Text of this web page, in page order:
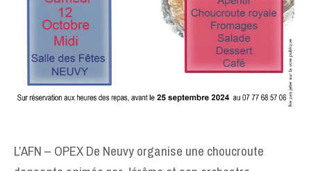
L’AFN – OPEX De Neuvy organise une choucroute